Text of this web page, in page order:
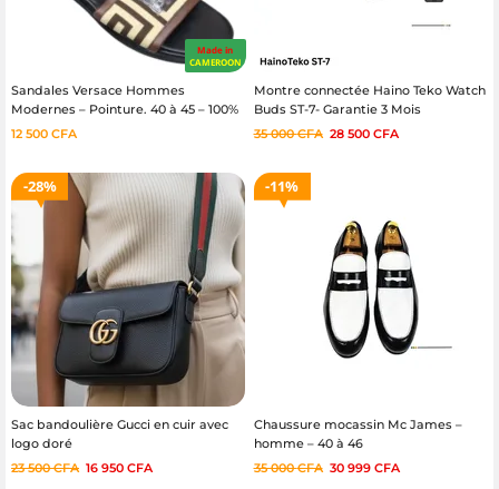
Made in
CAMEROON
Sandales Versace Hommes
Modernes – Pointure. 40 à 45 – 100%
cuir
12 500 CFA
Montre connectée Haino Teko Watch
Buds ST-7- Garantie 3 Mois
35 000CFA 28 500 CFA
28%
Sac bandoulière Gucci en cuir avec
logo doré
23 500CFA 16 950 CFA
11%
Chaussure mocassin Mc James –
homme – 40 à 46
35 000CFA 30 999 CFA